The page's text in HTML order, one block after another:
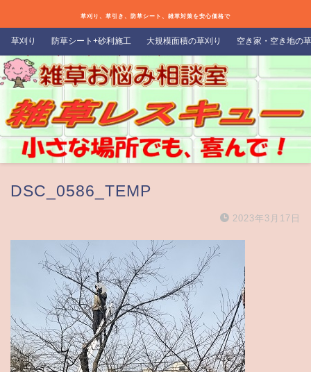
草刈り、草引き、防草シート、雑草対策を安心価格で
草刈り 防草シート+砂利施工 大規模面積の草刈り 空き家・空き地の
DSC_0586_TEMP
2023年3月17日